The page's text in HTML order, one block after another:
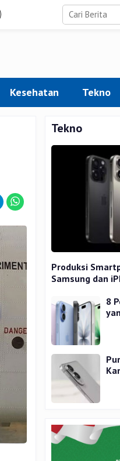
Kesehatan Tekno
Tekno
Produksi
Samsung dan
8